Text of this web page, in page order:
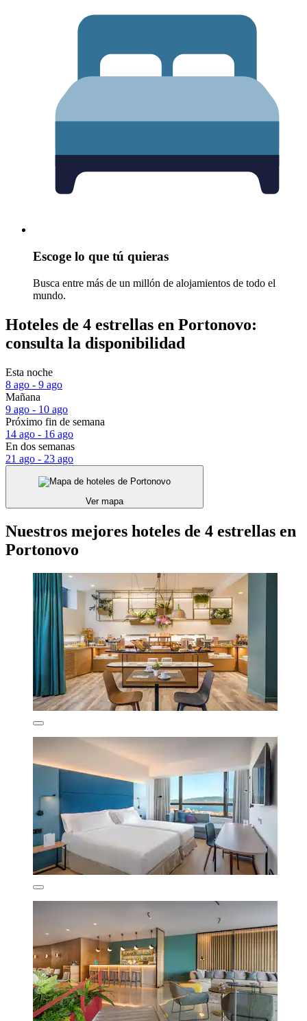
Escoge lo que tú quieras
Busca entre más de un millón de alojamientos de todo el
mundo.
Hoteles de 4 estrellas en Portonovo:
consulta la disponibilidad
Esta noche
8 ago - 9 ago
Mañana
9 ago - 10 ago
Próximo fin de semana
14 ago - 16 ago
En dos semanas
21 ago - 23 ago
Ver mapa
Nuestros mejores hoteles de 4 estrellas en
Portonovo